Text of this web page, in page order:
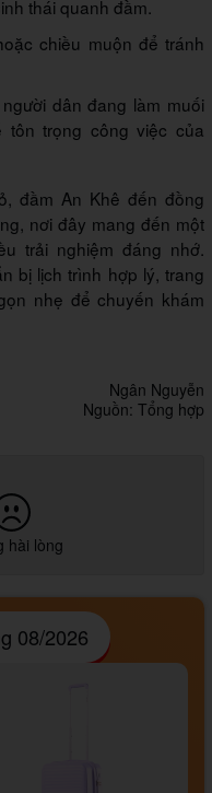
thái quanh đầm.
chiều muộn để tránh
dân đang làm muối
trọng công việc của
đầm An Khê đến đồng
nơi đây mang đến một
trải nghiệm đáng nhớ.
bị lịch trình hợp lý, trang
nhẹ để chuyến khám
Ngân Nguyễn
Nguồn: Tổng hợp
hài lòng
08/2026